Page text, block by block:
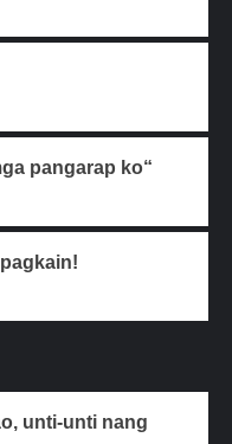
pangarap ko“
unti-unti nang